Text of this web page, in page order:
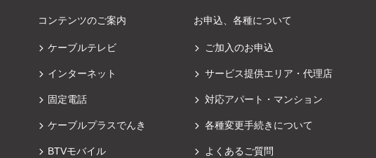
コンテンツのご案内
ケーブルテレビ
インターネット
固定電話
ケーブルプラスでんき
BTVモバイル
お申込、各種について
ご加入のお申込
サービス提供エリア・代理店
対応アパート・マンション
各種変更手続きについて
よくあるご質問